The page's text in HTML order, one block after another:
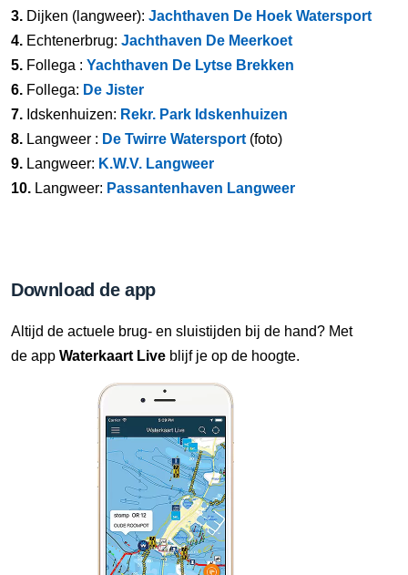
3. Dijken (langweer): Jachthaven De Hoek Watersport
4. Echtenerbrug: Jachthaven De Meerkoet
5. Follega : Yachthaven De Lytse Brekken
6. Follega: De Jister
7. Idskenhuizen: Rekr. Park Idskenhuizen
8. Langweer : De Twirre Watersport (foto)
9. Langweer: K.W.V. Langweer
10. Langweer: Passantenhaven Langweer
Download de app
Altijd de actuele brug- en sluistijden bij de hand? Met
de app Waterkaart Live blijf je op de hoogte.